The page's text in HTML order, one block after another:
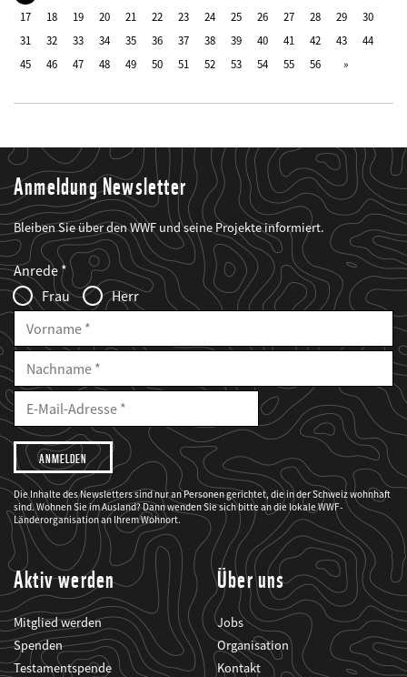
17
18 19 20 21 22 23 24 25 26 27 28 29
30
31
32 33 34 35 36 37 38 39 40 41 42 43
44
45
46 47 48 49 50 51 52 53 54 55 56
Anmeldung Newsletter
Bleiben Sie über den WWF und seine Projekte informiert.
Web2Case
Infofelder
Fieldset
anrede_name
Anrede
Frau
Herr
Vorname
Nachname
E-
Mailadresse
E-
Adresse
Ich
möchte,
dass
der
WWF
mich
über
seine
Projekte
informiert.
Die Inhalte des Newsletters sind nur an Personen gerichtet, die in der Schweiz wohnhaft
sind. Wohnen Sie im Ausland? Dann wenden Sie sich bitte an die lokale WWF-
Länderorganisation an Ihrem Wohnort.
Aktiv werden
Mitglied werden
Spenden
Testamentspende
Über uns
Jobs
Organisation
Kontakt